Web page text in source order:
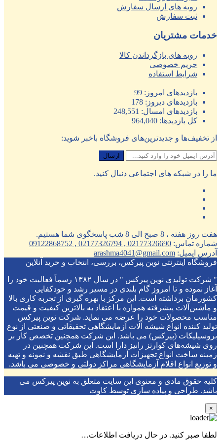
رویه های ارسال سفارش
ثبت سفارش
خدمات مشتریان
رویه های بازگرداندن کالا
حریم خصوصی
شرایط استفاده
بازدیدهای امروز: 99
بازدیدهای دیروز: 178
بازدیدهای امسال: 248,551
کل بازدیدها: 964,040
از تخفیف‌ها و جدیدترین‌های فروشگاه باخبر شوید:
ما را در شبکه های اجتماعی دنبال کنید.
هفت روز هفته ، 8 صبح الی 8 شب پاسخگوی شما هستیم.
شماره تماس: 02177326690 , 02177326794 , 09122868752
آدرس ایمیل: arashma4041@gmail.com
فروشگاه اینترنتی نوین پیرکس، بررسی، انتخاب و خرید آنلاین
" شرکت تولیدی نوین پیرکس " در سال ۱۳۸۲ رسماً فعالیت خود را
آغاز نموده و تا امروز گام بلندی در مسیر رشد و خودکفایی
کشورمان برداشته است. این مرکز با بهره گیری از تجربه کاری بالا
و ماشین‌آلات پیشرفته همواره با اعتقاد به بالاترین کیفیت و قیمت
مناسب محصولات خود را عرضه می نماید. شرکت نوین پیرکس
تولید کننده انواع شیشه آلات آزمایشگاهی تحقیقاتی و صنعتی از نوع
بروسیلیکات (پیرکس) می باشد. این شرکت همچنین تخصص کار بر
روی شیشه‌های کوارتز رانیز دارا است. این شرکت همچنین در
زمینه ساخت انواع تجهیزات آزمایشگاهی طبق نقشه و نمونه و تهیه
و توزیع انواع اقلام آزمایشگاهی ‌مراکز دولتی و خصوصی می باشد.
کلیه حقوق مادی و معنوی این سایت متعلق به نوین پیرکس می
باشد. طراحی و پیاده سازی توسط کاوت
×
لطفا صبر کنید. در حال دریافت اطلاعات…